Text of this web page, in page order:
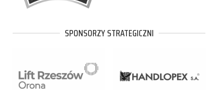
SPONSORZY STRATEGICZNI